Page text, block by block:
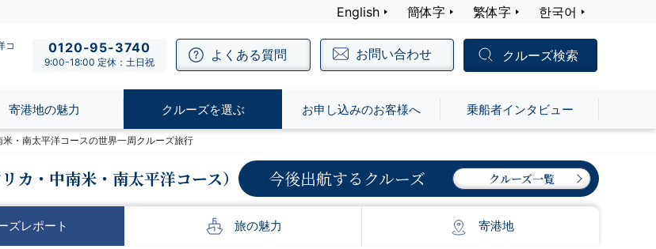
English 簡体字 繁体字 한국어
コ
0120-95-3740
9:00-18:00 定休：土日祝 よくある質問 お問い合わせ クルーズ検索
寄港地の魅力 クルーズを選ぶ お申し込みのお客様へ 乗船者インタビュー
・南太平洋コースの世界一周クルーズ旅行
今後出航するクルーズ クルーズ一覧
リカ・中南米・南太平洋コース）
ズレポート 旅の魅力 寄港地